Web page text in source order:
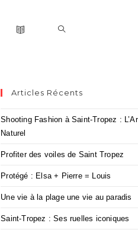
Articles Récents
Shooting Fashion à Saint-Tropez :
Naturel
Profiter des voiles de Saint Tropez
Protégé : Elsa + Pierre = Louis
Une vie à la plage une vie au paradis
Saint-Tropez : Ses ruelles iconiques